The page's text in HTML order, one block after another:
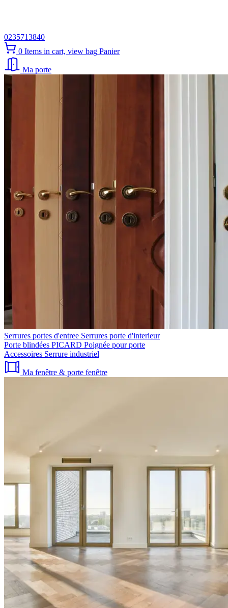
0235713840
0 Items in cart, view bag Panier
Ma porte
Serrures portes d'entree Serrures porte d'interieur
Porte blindées PICARD Poignée pour porte
Accessoires Serrure industriel
Ma fenêtre & porte fenêtre